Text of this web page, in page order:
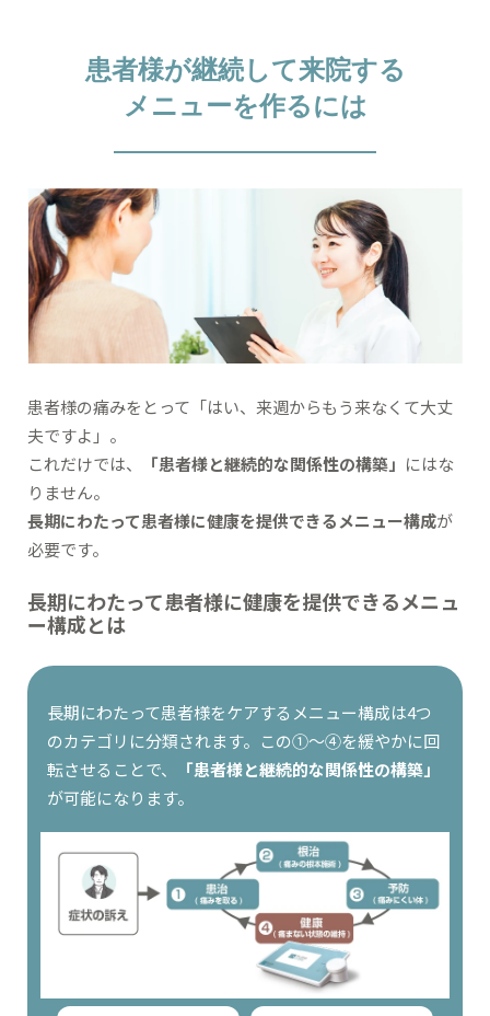
患者様が継続して来院する
メニューを作るには
患者様の痛みをとって「はい、来週からもう来なくて大丈
夫ですよ」。
これだけでは、
「患者様と継続的な関係性の構築」 にはな
りません。
長期にわたって患者様に健康を提供できるメニュー構成が
必要です。
長期にわたって患者様に健康を提供できるメニュ
ー構成とは
長期にわたって患者様をケアするメニュー構成は4つ
のカテゴリに分類されます。この①～④を緩やかに回
転させることで、
「患者様と継続的な関係性の構築」
が可能になります。